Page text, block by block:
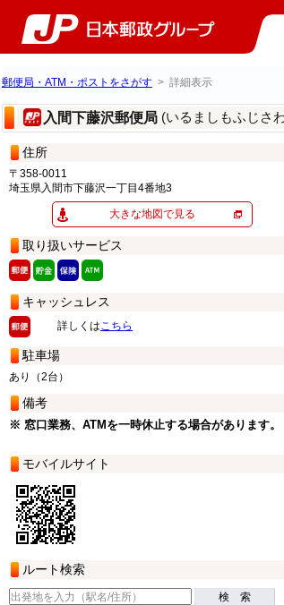
郵便局・ATM・ポストをさがす > 詳細表示
入間下藤沢郵便局 (いるましもふじさ
住所
〒358-0011
埼玉県入間市下藤沢一丁目4番地3
大きな地図で見る
取り扱いサービス
キャッシュレス
詳しくはこちら
駐車場
あり（2台）
備考
※ 窓口業務、ATMを一時休止する場合があります。
モバイルサイト
ルート検索
検 索